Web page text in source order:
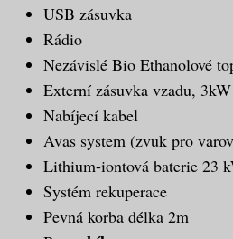
USB zásuvka
Rádio
Nezávislé Bio Ethanolové
Externí zásuvka vzadu,
Nabíjecí kabel
Avas system (zvuk pro
Lithium-iontová baterie 23
Systém rekuperace
Pevná korba délka 2m